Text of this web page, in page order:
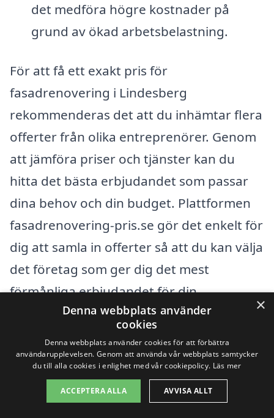
det medföra högre kostnader på
grund av ökad arbetsbelastning.
För att få ett exakt pris för
fasadrenovering i Lindesberg
rekommenderas det att du inhämtar flera
offerter från olika entreprenörer. Genom
att jämföra priser och tjänster kan du
hitta det bästa erbjudandet som passar
dina behov och din budget. Plattformen
fasadrenovering-pris.se gör det enkelt för
dig att samla in offerter så att du kan välja
det företag som ger dig det mest
förmånliga erbjudandet för din
fasadrenovering.
Att ta steget mot att renovera fasaden är
en investering i ditt hem och kan öka
både dess värde och estetiska tilltal. Med
×
Denna webbplats använder
cookies
Denna webbplats använder cookies för att förbättra
användarupplevelsen. Genom att använda vår webbplats samtycker
du till alla cookies i enlighet med vår cookiepolicy. Läs mer
ACCEPTERA ALLA AVVISA ALLT